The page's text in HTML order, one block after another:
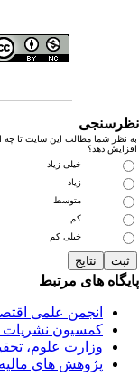
نظر شما مطالب این سایت تا چه
دهد؟
خیلی زیاد
زیاد
متوسط
خیلی کم
های مرتبط
انجمن علمی
کمسیون نشریات
وزارت علوم،
پژوهش های مالیه